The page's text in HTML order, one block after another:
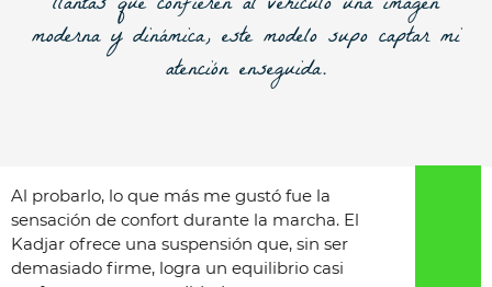
moderna y dinámica, este modelo supo captar mi
atención enseguida.
Al probarlo, lo que más me gustó fue la
sensación de confort durante la marcha. El
Kadjar ofrece una suspensión que, sin ser
demasiado firme, logra un equilibrio casi